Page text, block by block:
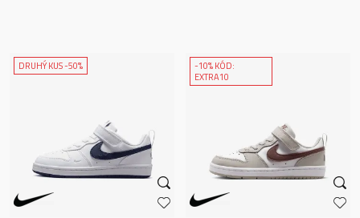
DRUHÝ KUS -50%
-10% KÓD:
EXTRA10